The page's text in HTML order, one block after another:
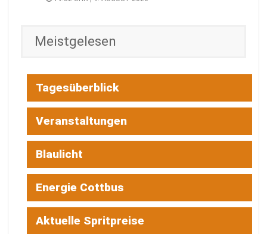
Meistgelesen
Tagesüberblick
Veranstaltungen
Blaulicht
Energie Cottbus
Aktuelle Spritpreise